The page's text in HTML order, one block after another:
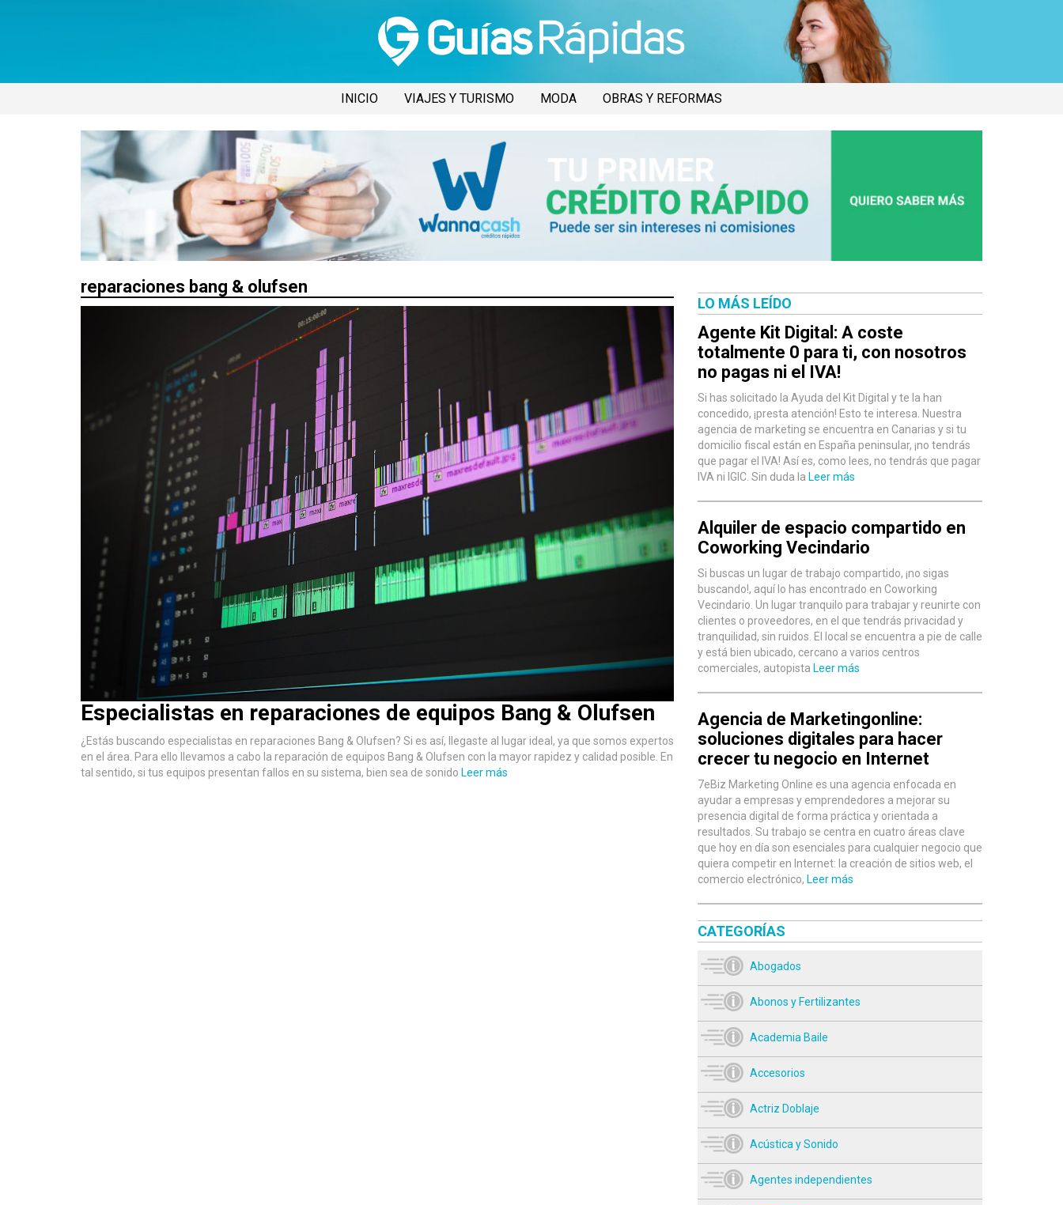
INICIO VIAJES Y TURISMO MODA OBRAS Y REFORMAS
reparaciones bang & olufsen
Especialistas en reparaciones de equipos Bang & Olufsen
¿Estás buscando especialistas en reparaciones Bang & Olufsen? Si es así, llegaste al lugar ideal, ya que somos expertos
en el área. Para ello llevamos a cabo la reparación de equipos Bang & Olufsen con la mayor rapidez y calidad posible. En
tal sentido, si tus equipos presentan fallos en su sistema, bien sea de sonido Leer más
LO MÁS LEÍDO
Agente Kit Digital: A coste
totalmente 0 para ti, con nosotros
no pagas ni el IVA!
Si has solicitado la Ayuda del Kit Digital y te la han
concedido, ¡presta atención! Esto te interesa. Nuestra
agencia de marketing se encuentra en Canarias y si tu
domicilio fiscal están en España peninsular, ¡no tendrás
que pagar el IVA! Así es, como lees, no tendrás que pagar
IVA ni IGIC. Sin duda la Leer más
Alquiler de espacio compartido en
Coworking Vecindario
Si buscas un lugar de trabajo compartido, ¡no sigas
buscando!, aquí lo has encontrado en Coworking
Vecindario. Un lugar tranquilo para trabajar y reunirte con
clientes o proveedores, en el que tendrás privacidad y
tranquilidad, sin ruidos. El local se encuentra a pie de calle
y está bien ubicado, cercano a varios centros
comerciales, autopista Leer más
Agencia de Marketingonline:
soluciones digitales para hacer
crecer tu negocio en Internet
7eBiz Marketing Online es una agencia enfocada en
ayudar a empresas y emprendedores a mejorar su
presencia digital de forma práctica y orientada a
resultados. Su trabajo se centra en cuatro áreas clave
que hoy en día son esenciales para cualquier negocio que
quiera competir en Internet: la creación de sitios web, el
comercio electrónico, Leer más
CATEGORÍAS
Abogados
Abonos y Fertilizantes
Academia Baile
Accesorios
Actriz Doblaje
Acústica y Sonido
Agentes independientes